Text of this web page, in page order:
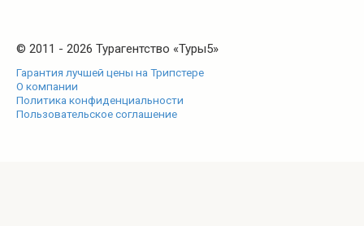
© 2011 - 2026 Турагентство «Туры5»
Гарантия лучшей цены на Трипстере
О компании
Политика конфиденциальности
Пользовательское соглашение